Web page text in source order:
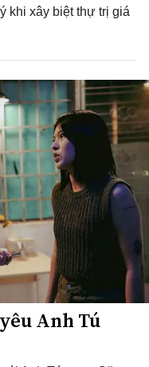
khi xây biệt thự trị giá
Anh Tú